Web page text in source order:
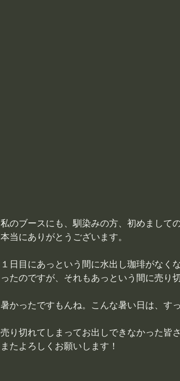
私のブースにも、馴染みの方、初めまして
本当にありがとうございます。
１日目にあっという間に水出し珈琲がなく
ったのですが、それもあっという間に売り
暑かったですもんね。こんな暑い日は、す
売り切れてしまってお出しできなかった皆
またよろしくお願いします！